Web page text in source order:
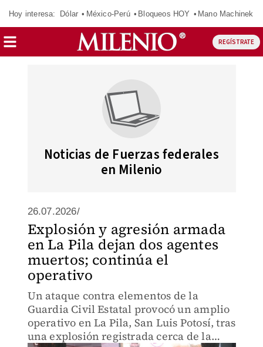
Hoy interesa: Dólar México-Perú Bloqueos HOY Mano Machinek
REGÍSTRATE
Noticias de Fuerzas federales
en Milenio
26.07.2026/
Explosión y agresión armada
en La Pila dejan dos agentes
muertos; continúa el
operativo
Un ataque contra elementos de la
Guardia Civil Estatal provocó un amplio
operativo en La Pila, San Luis Potosí, tras
una explosión registrada cerca de la